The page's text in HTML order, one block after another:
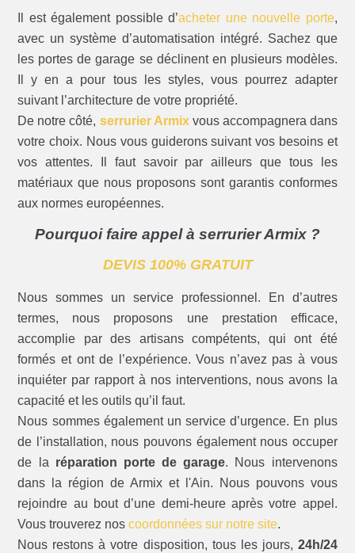
Il est également possible d’acheter une nouvelle porte,
avec un système d’automatisation intégré. Sachez que
les portes de garage se déclinent en plusieurs modèles.
Il y en a pour tous les styles, vous pourrez adapter
suivant l’architecture de votre propriété.
De notre côté, serrurier Armixvous accompagnera dans
votre choix. Nous vous guiderons suivant vos besoins et
vos attentes. Il faut savoir par ailleurs que tous les
matériaux que nous proposons sont garantis conformes
aux normes européennes.
Pourquoi faire appel à serrurier Armix ?
DEVIS 100% GRATUIT
Nous sommes un service professionnel. En d’autres
termes, nous proposons une prestation efficace,
accomplie par des artisans compétents, qui ont été
formés et ont de l’expérience. Vous n’avez pas à vous
inquiéter par rapport à nos interventions, nous avons la
capacité et les outils qu’il faut.
Nous sommes également un service d’urgence. En plus
de l’installation, nous pouvons également nous occuper
de la réparation porte de garage. Nous intervenons
dans la région de Armix et l'Ain. Nous pouvons vous
rejoindre au bout d’une demi-heure après votre appel.
Vous trouverez noscoordonnées sur notre site.
Nous restons à votre disposition, tous les jours, 24h/24